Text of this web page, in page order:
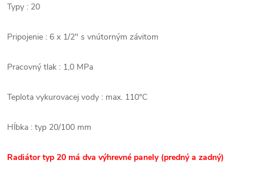
Typy : 20
Pripojenie : 6 x 1/2" s vnútorným závitom
Pracovný tlak : 1,0 MPa
Teplota vykurovacej vody : max. 110°C
Hĺbka : typ 20/100 mm
Radiátor typ 20 má dva výhrevné panely (predný a zadný)